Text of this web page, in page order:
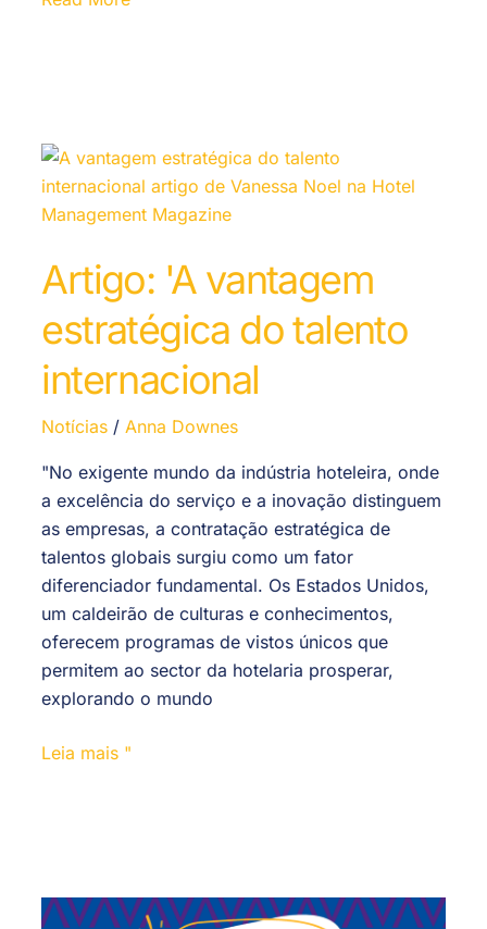
Artigo: 'A vantagem
estratégica do talento
internacional
Notícias /Anna Downes
"No exigente mundo da indústria hoteleira, onde
a excelência do serviço e a inovação distinguem
as empresas, a contratação estratégica de
talentos globais surgiu como um fator
diferenciador fundamental. Os Estados Unidos,
um caldeirão de culturas e conhecimentos,
oferecem programas de vistos únicos que
permitem ao sector da hotelaria prosperar,
explorando o mundo
Leia mais "